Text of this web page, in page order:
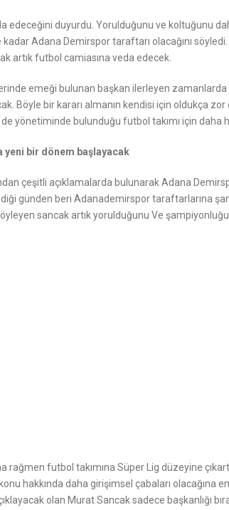
edeceğini duyurdu. Yorulduğunu ve koltuğunu
Adana Demirspor taraftarı olacağını söyledi.
artık futbol camiasına veda edecek.
emeği bulunan başkan ilerleyen zamanlarda
Böyle bir kararı almanın kendisi için oldukça
yönetiminde bulunduğu futbol takımı için daha
yeni bir dönem başlayacak
çeşitli açıklamalarda bulunarak Adana
günden beri Adanademirspor taraftarlarına
sancak artık yorulduğunu Ve
rağmen futbol takımına Süper Lig düzeyine
hakkında daha girişimsel çabaları olacağına
olan Murat Sancak sadece başkanlığı